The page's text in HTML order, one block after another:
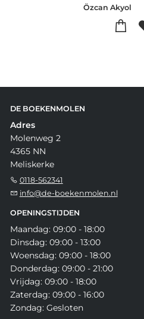
Özcan Akyol
DE BOEKENMOLEN
Adres
Molenweg 2
4365 NN
Meliskerke
0118-562341
info@de-boekenmolen.nl
OPENINGSTIJDEN
Maandag: 09:00 - 18:00
Dinsdag: 09:00 - 13:00
Woensdag: 09:00 - 18:00
Donderdag: 09:00 - 21:00
Vrijdag: 09:00 - 18:00
Zaterdag: 09:00 - 16:00
Zondag: Gesloten